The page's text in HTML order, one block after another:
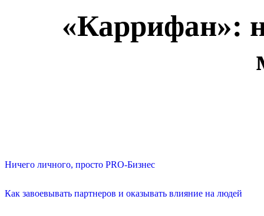
«Каррифан»:
Ничего личного, просто PRO-Бизнес
Как завоевывать партнеров и оказывать влияние на людей